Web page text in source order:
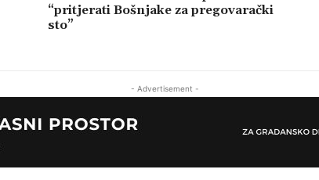
“pritjerati Bošnjake za pregovarački
sto”
- Advertisement -